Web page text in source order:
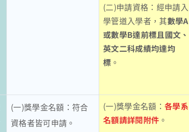
(二)申請資格：經申請入
學管道入學者，其數學A
或數學B達前標且國文、
英文二科成績均達均
標 。
(一)獎學金名額：符合
資格者皆可申請。
(一)獎學金名額： 各學系
名額請詳閱附件 。